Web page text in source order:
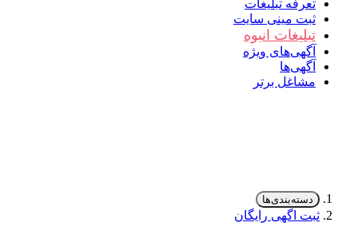
تعرفه تبلیغات
ثبت مینی سایت
تبلیغات انبوه
آگهی‌های ویژه
آگهی‌ها
مشاغل برتر
دسته‌بندی‌ها
ثبت اگهی رایگان